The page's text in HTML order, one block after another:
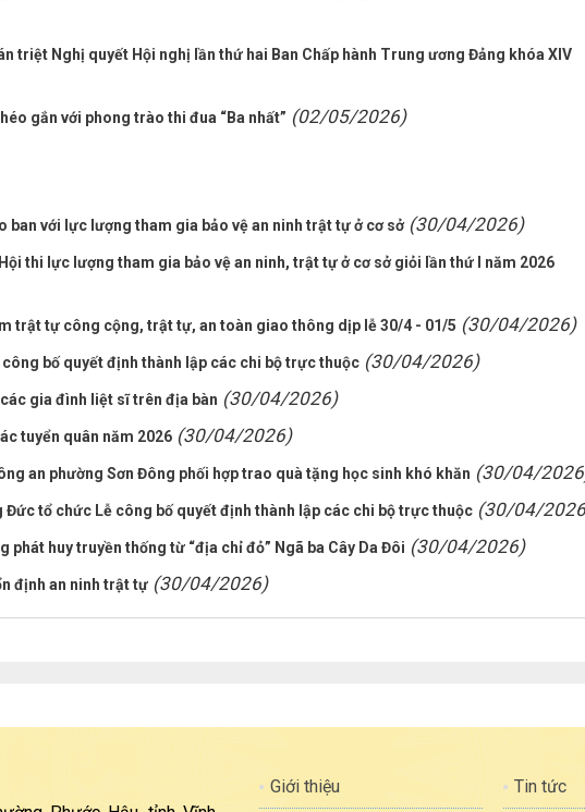
triệt Nghị quyết Hội nghị lần thứ hai Ban Chấp hành Trung ương Đảng khóa XIV
gắn với phong trào thi đua “Ba nhất” (02/05/2026)
ban với lực lượng tham gia bảo vệ an ninh trật tự ở cơ sở (30/04/2026)
thi lực lượng tham gia bảo vệ an ninh, trật tự ở cơ sở giỏi lần thứ I năm 2026
trật tự công cộng, trật tự, an toàn giao thông dịp lễ 30/4 - 01/5 (30/04/2026)
bố quyết định thành lập các chi bộ trực thuộc (30/04/2026)
gia đình liệt sĩ trên địa bàn (30/04/2026)
tuyển quân năm 2026 (30/04/2026)
an phường Sơn Đông phối hợp trao quà tặng học sinh khó khăn (30/04/
Đức tổ chức Lễ công bố quyết định thành lập các chi bộ trực thuộc (30/04/
phát huy truyền thống từ “địa chỉ đỏ” Ngã ba Cây Da Đôi (30/04/2026)
định an ninh trật tự (30/04/2026)
Giới thiệu Tin tức